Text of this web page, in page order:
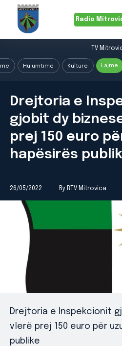
Radio
TV
Hulumtime Kulture Lajme
Drejtoria e
gjobit dy
prej 150 euro
hapësirës
26/05/2022 By RTV Mitrovica
Drejtoria e Inspekcionit
vlerë prej 150 euro për
publike